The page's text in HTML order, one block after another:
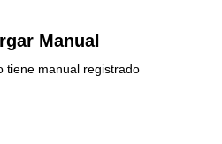
Manual
tiene manual registrado